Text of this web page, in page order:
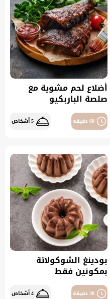
أضلاع لحم مشوية مع
صلصة الباربكيو
60 دقيقة 5 أشخاص
بودينغ الشوكولاتة
بمكونين فقط
30 دقيقة 4 أشخاص